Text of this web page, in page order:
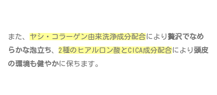
また、 ヤシ・コラーゲン由来洗浄成分配合により 贅沢でなめ
らかな泡立ち、 2種のヒアルロン酸とCICA成分配合により 頭皮
の環境も健やかに保ちます。